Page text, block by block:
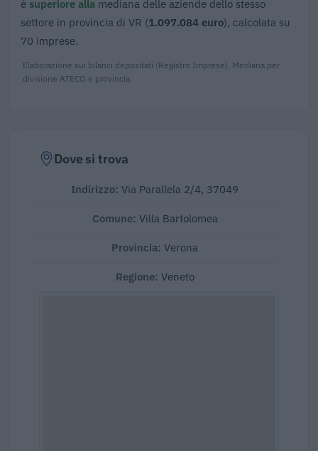
è superiore alla mediana delle aziende dello stesso
settore in provincia di VR (1.097.084 euro), calcolata su
70 imprese.
Elaborazione sui bilanci depositati (Registro Imprese). Mediana per
divisione ATECO e provincia.
Dove si trova
Indirizzo: Via Parallela 2/4, 37049
Comune: Villa Bartolomea
Provincia: Verona
Regione: Veneto